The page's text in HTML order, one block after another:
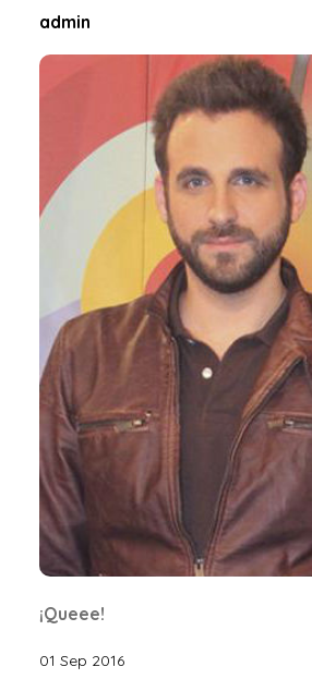
admin
¡Queee!
01 Sep 2016